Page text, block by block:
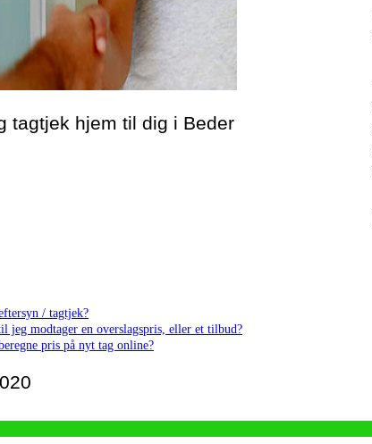
tagtjek hjem til dig i Beder
/ tagtjek?
jeg modtager en overslagspris, eller et tilbud?
pris på nyt tag online?